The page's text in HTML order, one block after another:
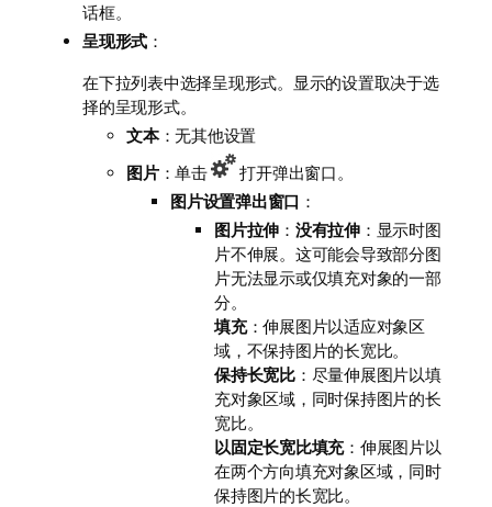
话框。
呈现形式 ：
在下拉列表中选择呈现形式。显示的设置取决于选
择的呈现形式。
文本：无其他设置
图片：单击
打开弹出窗口。
图片设置弹出窗口 ：
图片拉伸 ： 没有拉伸：显示时图
片不伸展。这可能会导致部分图
片无法显示或仅填充对象的一部
分。
填充：伸展图片以适应对象区
域，不保持图片的长宽比。
保持长宽比：尽量伸展图片以填
充对象区域，同时保持图片的长
宽比。
以固定长宽比填充：伸展图片以
在两个方向填充对象区域，同时
保持图片的长宽比。